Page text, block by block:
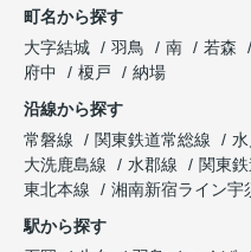
町名から探す
大字結城
羽鳥 南 若森
府中
榎戸
納場
沿線から探す
常磐線
関東鉄道常総線
大洗鹿島線
水郡線 関東
東北本線
湘南新宿ライン宇
駅から探す